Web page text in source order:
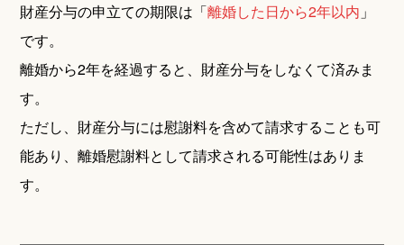
財産分与の申立ての期限は「離婚した日から2年以内 」
です。
離婚から2年を経過すると、財産分与をしなくて済みま
す。
ただし、財産分与には慰謝料を含めて請求することも可
能あり、離婚慰謝料として請求される可能性はありま
す。